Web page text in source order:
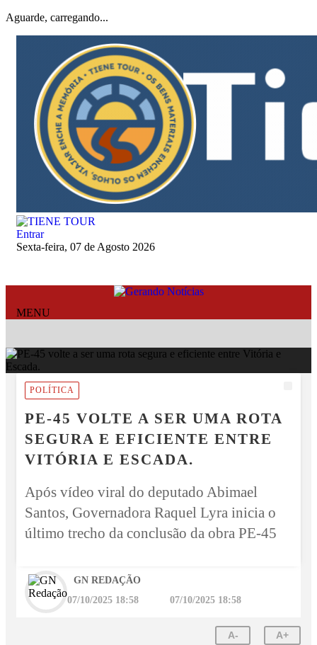
Aguarde, carregando...
Entrar
Sexta-feira, 07 de Agosto 2026
MENU
POLÍTICA
PE-45 VOLTE A SER UMA ROTA
SEGURA E EFICIENTE ENTRE
VITÓRIA E ESCADA.
Após vídeo viral do deputado Abimael
Santos, Governadora Raquel Lyra inicia o
último trecho da conclusão da obra PE-45
GN REDAÇÃO
07/10/2025 18:58 07/10/2025 18:58
A- A+